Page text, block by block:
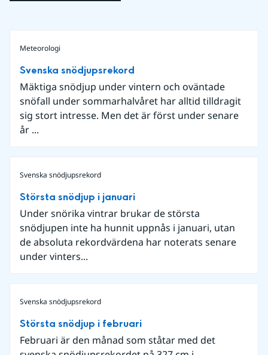
Meteorologi
Svenska snödjupsrekord
Mäktiga snödjup under vintern och oväntade
snöfall under sommarhalvåret har alltid tilldragit
sig stort intresse. Men det är först under senare
år ...
Svenska snödjupsrekord
Största snödjup i januari
Under snörika vintrar brukar de största
snödjupen inte ha hunnit uppnås i januari, utan
de absoluta rekordvärdena har noterats senare
under vinters...
Svenska snödjupsrekord
Största snödjup i februari
Februari är den månad som ståtar med det